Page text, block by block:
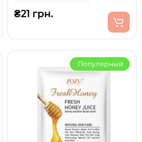
₴21 грн.
Популярный